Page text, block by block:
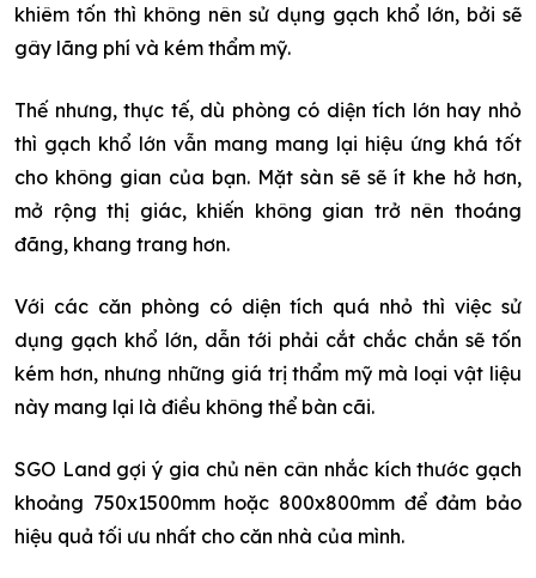
khiêm tốn thì không nên sử dụng gạch khổ lớn, bởi sẽ
gây lãng phí và kém thẩm mỹ.
Thế nhưng, thực tế, dù phòng có diện tích lớn hay nhỏ
thì gạch khổ lớn vẫn mang mang lại hiệu ứng khá tốt
cho không gian của bạn. Mặt sàn sẽ sẽ ít khe hở hơn,
mở rộng thị giác, khiến không gian trở nên thoáng
đãng, khang trang hơn.
Với các căn phòng có diện tích quá nhỏ thì việc sử
dụng gạch khổ lớn, dẫn tới phải cắt chắc chắn sẽ tốn
kém hơn, nhưng những giá trị thẩm mỹ mà loại vật liệu
này mang lại là điều không thể bàn cãi.
SGO Land gợi ý gia chủ nên cân nhắc kích thước gạch
khoảng 750x1500mm hoặc 800x800mm để đảm bảo
hiệu quả tối ưu nhất cho căn nhà của mình.